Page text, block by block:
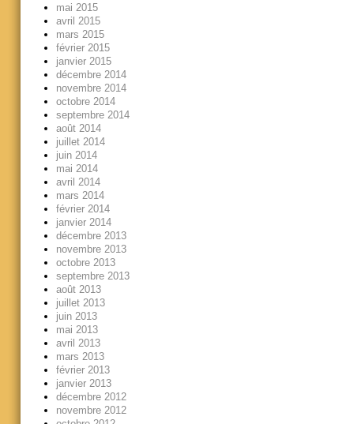
mai 2015
avril 2015
mars 2015
février 2015
janvier 2015
décembre 2014
novembre 2014
octobre 2014
septembre 2014
août 2014
juillet 2014
juin 2014
mai 2014
avril 2014
mars 2014
février 2014
janvier 2014
décembre 2013
novembre 2013
octobre 2013
septembre 2013
août 2013
juillet 2013
juin 2013
mai 2013
avril 2013
mars 2013
février 2013
janvier 2013
décembre 2012
novembre 2012